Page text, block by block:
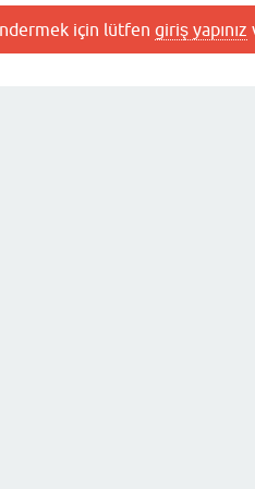
için lütfen giriş yapınız